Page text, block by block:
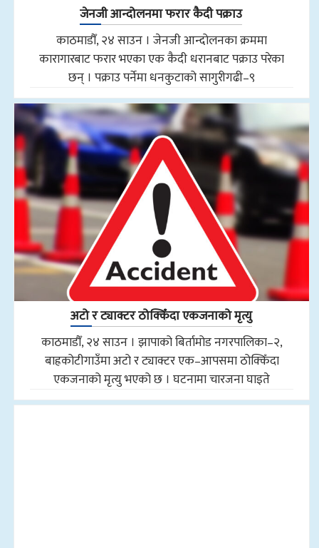
जेनजी आन्दोलनमा फरार कैदी पक्राउ
काठमाडौँ, २४ साउन । जेनजी आन्दोलनका क्रममा
कारागारबाट फरार भएका एक कैदी धरानबाट पक्राउ परेका
छन् । पक्राउ पर्नेमा धनकुटाको सागुरीगढी–९
अटो र ट्याक्टर ठोक्किँदा एकजनाको मृत्यु
काठमाडौँ, २४ साउन । झापाको बिर्तामोड नगरपालिका–२,
बाह्रकोटीगाउँमा अटो र ट्याक्टर एक–आपसमा ठोक्किँदा
एकजनाको मृत्यु भएको छ । घटनामा चारजना घाइते